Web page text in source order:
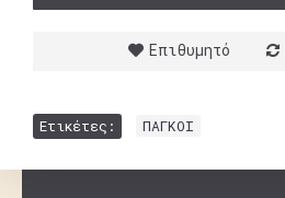
Επιθυμητό
Ετικέτες: ΠΑΓΚΟΙ